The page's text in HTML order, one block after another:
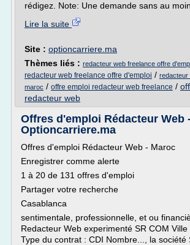
rédigez. Note: Une demande sans au
Lire la suite
Site : optioncarriere.ma
Thèmes liés : redacteur web freelance offre
redacteur web freelance offre d'emploi / redacteur
maroc / offre emploi redacteur web freelance /
redacteur web
Offres d'emploi Rédacteur Web -
Optioncarriere.ma
Offres d'emploi Rédacteur Web - Maroc
Enregistrer comme alerte
1 à 20 de 131 offres d'emploi
Partager votre recherche
Casablanca
sentimentale, professionnelle, et ou
Redacteur Web experimenté SR COM
Type du contrat : CDI Nombre..., la société